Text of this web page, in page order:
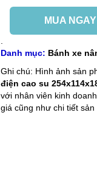
MUA NGAY
Danh mục: Bánh xe
Ghi chú: Hình ảnh sản
điện cao su
với nhân viên kinh
giá cũng như chi tiết